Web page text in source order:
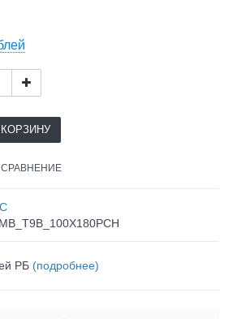
СРАВНЕНИЕ
РБ (подробнее)